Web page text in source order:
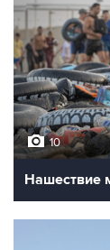
10
Нашествие